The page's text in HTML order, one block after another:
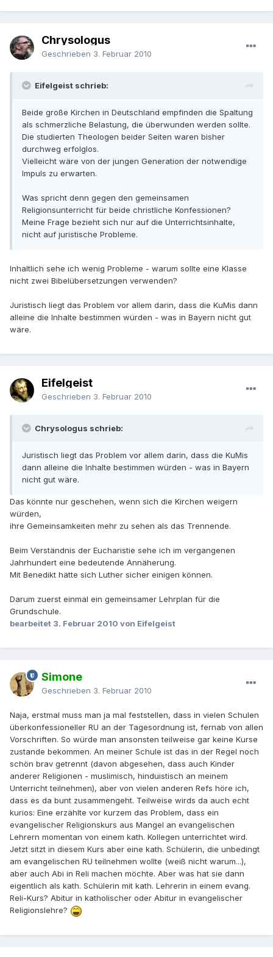
Chrysologus
Geschrieben 3. Februar 2010
Eifelgeist schrieb:
Beide große Kirchen in Deutschland empfinden die Spaltung
als schmerzliche Belastung, die überwunden werden sollte.
Die studierten Theologen beider Seiten waren bisher
durchweg erfolglos.
Vielleicht wäre von der jungen Generation der notwendige
Impuls zu erwarten.
Was spricht denn gegen den gemeinsamen
Religionsunterricht für beide christliche Konfessionen?
Meine Frage bezieht sich nur auf die Unterrichtsinhalte,
nicht auf juristische Probleme.
Inhaltlich sehe ich wenig Probleme - warum sollte eine Klasse
nicht zwei Bibelübersetzungen verwenden?
Juristisch liegt das Problem vor allem darin, dass die KuMis dann
alleine die Inhalte bestimmen würden - was in Bayern nicht gut
wäre.
Eifelgeist
Geschrieben 3. Februar 2010
Chrysologus schrieb:
Juristisch liegt das Problem vor allem darin, dass die KuMis
dann alleine die Inhalte bestimmen würden - was in Bayern
nicht gut wäre.
Das könnte nur geschehen, wenn sich die Kirchen weigern
würden,
ihre Gemeinsamkeiten mehr zu sehen als das Trennende.
Beim Verständnis der Eucharistie sehe ich im vergangenen
Jahrhundert eine bedeutende Annäherung.
Mit Benedikt hätte sich Luther sicher einigen können.
Darum zuerst einmal ein gemeinsamer Lehrplan für die
Grundschule.
bearbeitet 3. Februar 2010 von Eifelgeist
Simone
Geschrieben 3. Februar 2010
Naja, erstmal muss man ja mal feststellen, dass in vielen Schulen
überkonfessioneller RU an der Tagesordnung ist, fernab von allen
Vorschriften. So würde man ansonsten teilweise gar keine Kurse
zustande bekommen. An meiner Schule ist das in der Regel noch
schön brav getrennt (davon abgesehen, dass auch Kinder
anderer Religionen - muslimisch, hinduistisch an meinem
Unterricht teilnehmen), aber von vielen anderen Refs höre ich,
dass es da bunt zusammengeht. Teilweise wirds da auch echt
kurios: Eine erzählte vor kurzem das Problem, dass ein
evangelischer Religionskurs aus Mangel an evangelischen
Lehrern momentan von einem kath. Kollegen unterrichtet wird.
Jetzt sitzt in diesem Kurs aber eine kath. Schülerin, die unbedingt
am evangelischen RU teilnehmen wollte (weiß nicht warum...),
aber auch Abi in Reli machen möchte. Aber was hat sie dann
eigentlich als kath. Schülerin mit kath. Lehrerin in einem evang.
Reli-Kurs? Abitur in katholischer oder Abitur in evangelischer
Religionslehre?